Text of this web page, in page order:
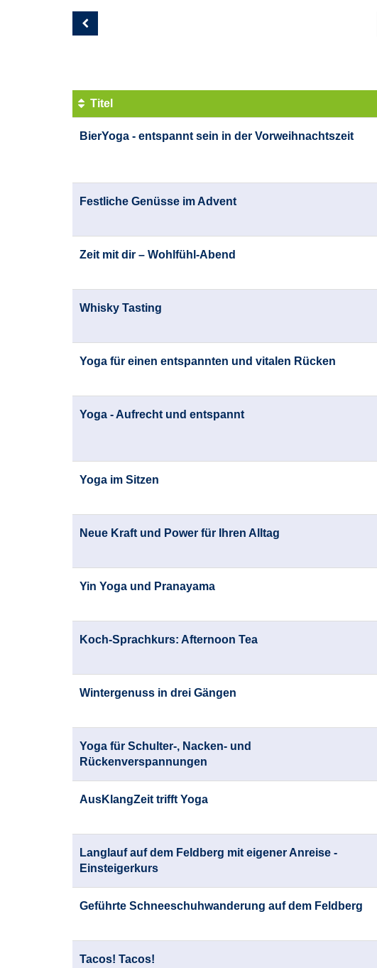
Seite
13
Tabellenüberschriften
werden.
Titel
BierYoga - entspannt sein in der Vorweihnachtszeit
Festliche Genüsse im Advent
Zeit mit dir – Wohlfühl-Abend
Whisky Tasting
Yoga für einen entspannten und vitalen Rücken
Yoga - Aufrecht und entspannt
Yoga im Sitzen
Neue Kraft und Power für Ihren Alltag
Yin Yoga und Pranayama
Koch-Sprachkurs: Afternoon Tea
Wintergenuss in drei Gängen
Yoga für Schulter-, Nacken- und
Rückenverspannungen
AusKlangZeit trifft Yoga
Langlauf auf dem Feldberg mit eigener Anreise -
Einsteigerkurs
Geführte Schneeschuhwanderung auf dem Feldberg
Tacos! Tacos!